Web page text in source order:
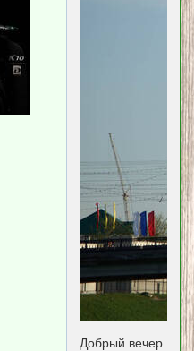
Добрый вечер